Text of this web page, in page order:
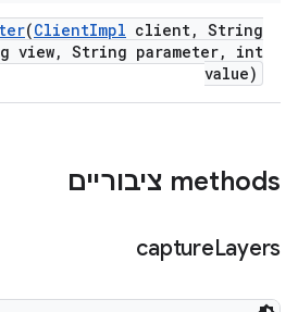
(ClientImpl client, String
view, String parameter,
int
value)
‫methods ציבוריים
captureLayers